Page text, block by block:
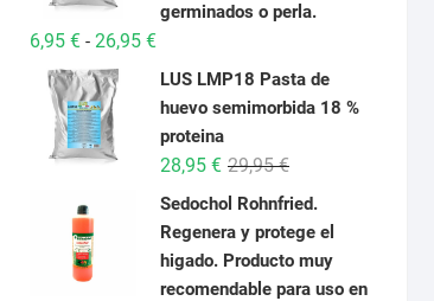
germinados o perla.
6,95 € - 26,95 €Rango
de
precios:
desde
6,95 €
hasta
26,95 €
LUS LMP18 Pasta de
huevo semimorbida 18 %
proteina
29,95€El
precio
original
era:
29,95 €.
28,95 €
El
precio
actual
es:
28,95 €.
Sedochol Rohnfried.
Regenera y protege el
higado. Producto muy
recomendable para uso en